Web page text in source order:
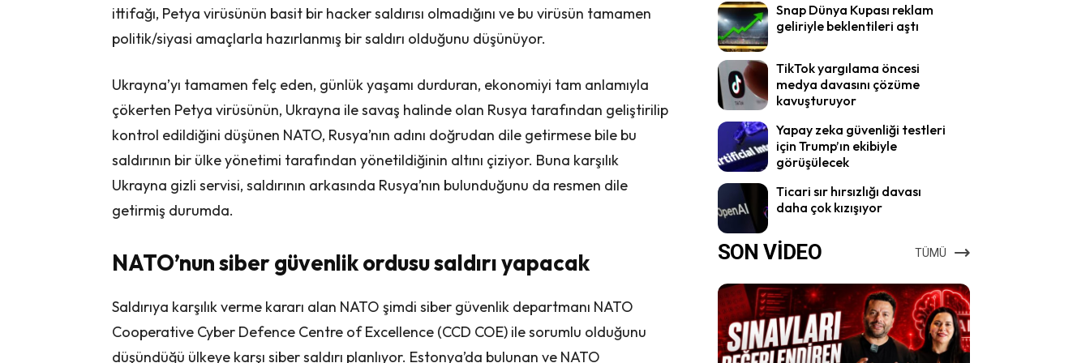
ittifağı, Petya virüsünün basit bir hacker saldırısı olmadığını ve bu virüsün tamamen
politik/siyasi amaçlarla hazırlanmış bir saldırı olduğunu düşünüyor.
Ukrayna’yı tamamen felç eden, günlük yaşamı durduran, ekonomiyi tam anlamıyla
çökerten Petya virüsünün, Ukrayna ile savaş halinde olan Rusya tarafından geliştirilip
kontrol edildiğini düşünen NATO, Rusya’nın adını doğrudan dile getirmese bile bu
saldırının bir ülke yönetimi tarafından yönetildiğinin altını çiziyor. Buna karşılık
Ukrayna gizli servisi, saldırının arkasında Rusya’nın bulunduğunu da resmen dile
getirmiş durumda.
NATO’nun siber güvenlik ordusu saldırı yapacak
Saldırıya karşılık verme kararı alan NATO şimdi siber güvenlik departmanı NATO
Cooperative Cyber Defence Centre of Excellence (CCD COE) ile sorumlu olduğunu
düşündüğü ülkeye karşı siber saldırı planlıyor. Estonya’da bulunan ve NATO
Snap Dünya Kupası reklam
geliriyle beklentileri aştı
TikTok yargılama öncesi
medya davasını çözüme
kavuşturuyor
Yapay zeka güvenliği testleri
için Trump’ın ekibiyle
görüşülecek
Ticari sır hırsızlığı davası
daha çok kızışıyor
SON VİDEO TÜMÜ